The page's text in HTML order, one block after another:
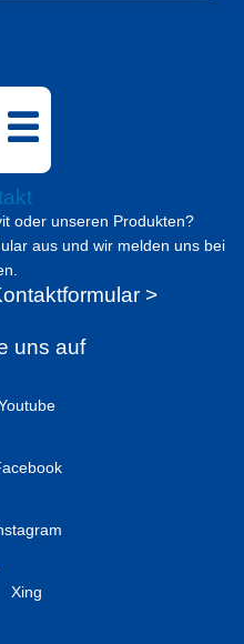
oder unseren Produkten?
aus und wir melden uns bei
>
uns auf
Xing